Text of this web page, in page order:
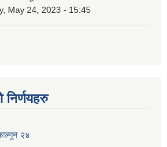
May 24, 2023 - 15:45
निर्णयहरु
२४